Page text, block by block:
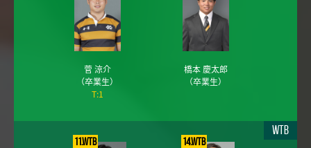
菅 涼介
（卒業生）
T:1
橋本 慶太郎
（卒業生）
11.WTB 14.WTB
WTB